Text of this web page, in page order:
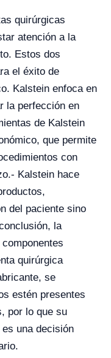
quirúrgicas
atención a la
Estos dos
el éxito de
Kalstein enfoca en
la perfección en
de Kalstein
que permite
con
- Kalstein hace
del paciente sino
la
quirúrgica
se
estén presentes
por lo que su
una decisión